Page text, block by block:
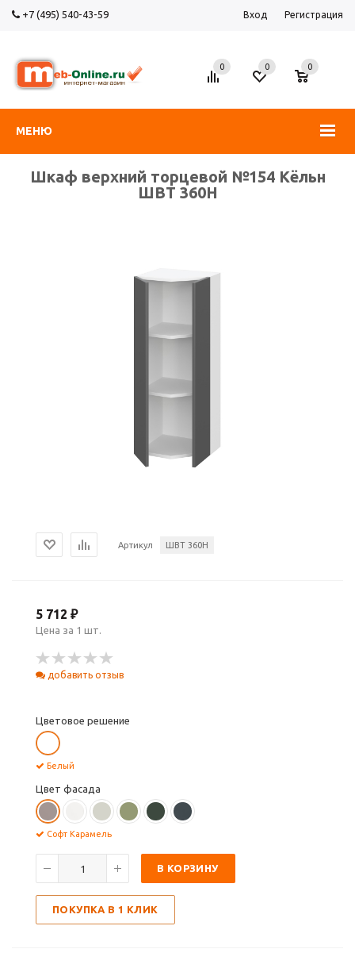
+7 (495) 540-43-59 Вход Регистрация
МЕНЮ
0 0
0
Шкаф верхний торцевой №154 Кёльн
ШВТ 360Н
Артикул ШВТ 360Н
5 712 ₽
Цена за 1 шт.
добавить отзыв
Цветовое решение
Белый
Цвет фасада
Софт Карамель
В КОРЗИНУ
ПОКУПКА В 1 КЛИК